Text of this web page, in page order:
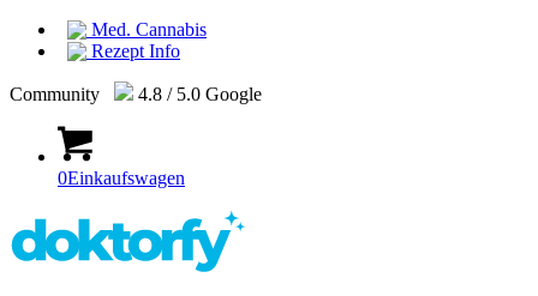
Med. Cannabis
Rezept Info
Community 4.8 / 5.0 Google
0Einkaufswagen